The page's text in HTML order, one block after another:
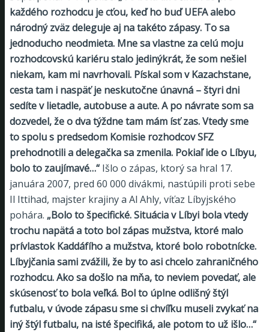
každého rozhodcu je cťou, keď ho buď UEFA alebo
národný zväz deleguje aj na takéto zápasy. To sa
jednoducho neodmieta. Mne sa vlastne za celú moju
rozhodcovskú kariéru stalo jedinýkrát, že som nešiel
niekam, kam mi navrhovali. Pískal som v Kazachstane,
cesta tam i naspäť je neskutočne únavná – štyri dni
sedíte v lietadle, autobuse a aute. A po návrate som sa
dozvedel, že o dva týždne tam mám ísť zas. Vtedy sme
to spolu s predsedom Komisie rozhodcov SFZ
prehodnotili a delegačka sa zmenila. Pokiaľ ide o Líbyu,
bolo to zaujímavé…“Išlo o zápas, ktorý sa hral 17.
januára 2007, pred 60 000 divákmi, nastúpili proti sebe
Il Ittihad, majster krajiny a Al Ahly, víťaz Líbyjského
pohára. „Bolo to špecifické. Situácia v Líbyi bola vtedy
trochu napätá a toto bol zápas mužstva, ktoré malo
prívlastok Kaddáfího a mužstva, ktoré bolo robotnícke.
Líbyjčania sami zvážili, že by to asi chcelo zahraničného
rozhodcu. Ako sa došlo na mňa, to neviem povedať, ale
skúsenosť to bola veľká. Bol to úplne odlišný štýl
futbalu, v úvode zápasu sme si chvíľku museli zvykať na
iný štýl futbalu, na isté špecifiká, ale potom to už išlo…“